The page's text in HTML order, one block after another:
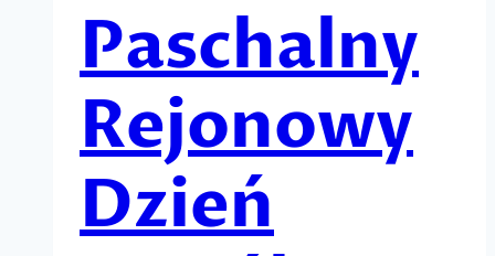
Paschalny
Rejonowy
Dzień